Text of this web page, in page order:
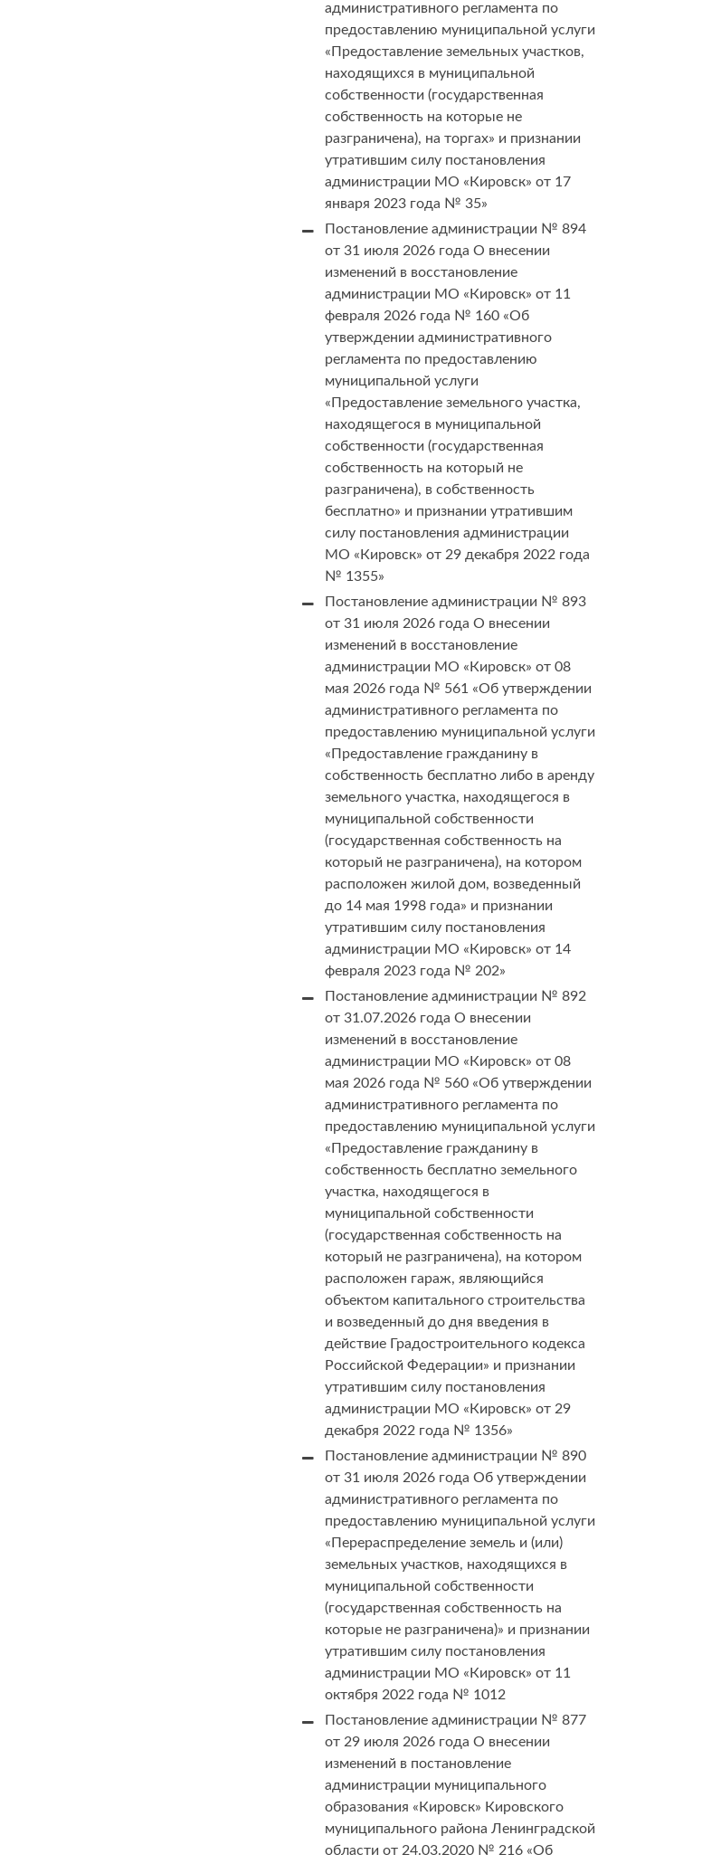
административного регламента по
предоставлению муниципальной услуги
«Предоставление земельных участков,
находящихся в муниципальной
собственности (государственная
собственность на которые не
разграничена), на торгах» и признании
утратившим силу постановления
администрации МО «Кировск» от 17
января 2023 года № 35»
Постановление администрации № 894
от 31 июля 2026 года О внесении
изменений в восстановление
администрации МО «Кировск» от 11
февраля 2026 года № 160 «Об
утверждении административного
регламента по предоставлению
муниципальной услуги
«Предоставление земельного участка,
находящегося в муниципальной
собственности (государственная
собственность на который не
разграничена), в собственность
бесплатно» и признании утратившим
силу постановления администрации
МО «Кировск» от 29 декабря 2022 года
№ 1355»
Постановление администрации № 893
от 31 июля 2026 года О внесении
изменений в восстановление
администрации МО «Кировск» от 08
мая 2026 года № 561 «Об утверждении
административного регламента по
предоставлению муниципальной услуги
«Предоставление гражданину в
собственность бесплатно либо в аренду
земельного участка, находящегося в
муниципальной собственности
(государственная собственность на
который не разграничена), на котором
расположен жилой дом, возведенный
до 14 мая 1998 года» и признании
утратившим силу постановления
администрации МО «Кировск» от 14
февраля 2023 года № 202»
Постановление администрации № 892
от 31.07.2026 года О внесении
изменений в восстановление
администрации МО «Кировск» от 08
мая 2026 года № 560 «Об утверждении
административного регламента по
предоставлению муниципальной услуги
«Предоставление гражданину в
собственность бесплатно земельного
участка, находящегося в
муниципальной собственности
(государственная собственность на
который не разграничена), на котором
расположен гараж, являющийся
объектом капитального строительства
и возведенный до дня введения в
действие Градостроительного кодекса
Российской Федерации» и признании
утратившим силу постановления
администрации МО «Кировск» от 29
декабря 2022 года № 1356»
Постановление администрации № 890
от 31 июля 2026 года Об утверждении
административного регламента по
предоставлению муниципальной услуги
«Перераспределение земель и (или)
земельных участков, находящихся в
муниципальной собственности
(государственная собственность на
которые не разграничена)» и признании
утратившим силу постановления
администрации МО «Кировск» от 11
октября 2022 года № 1012
Постановление администрации № 877
от 29 июля 2026 года О внесении
изменений в постановление
администрации муниципального
образования «Кировск» Кировского
муниципального района Ленинградской
области от 24.03.2020 № 216 «Об